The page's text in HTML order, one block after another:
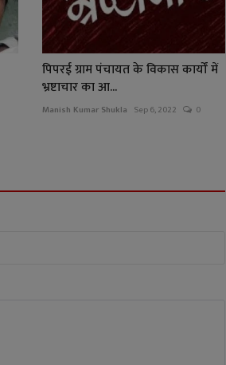
पिपरई ग्राम पंचायत के विकास कार्यों में
भ्रष्टाचार का आ...
Manish Kumar Shukla Sep 6, 2022 0